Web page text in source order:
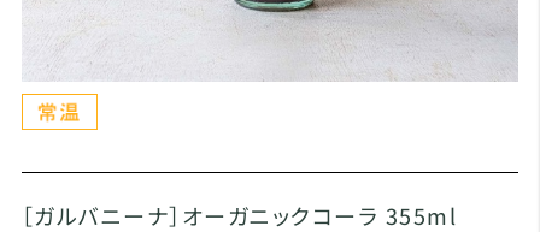
［ガルバニーナ］オーガニックコーラ 355ml